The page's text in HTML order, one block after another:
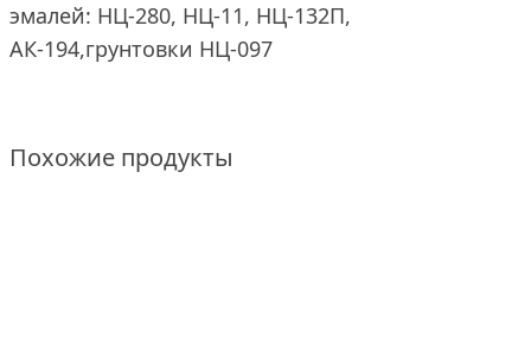
эмалей: НЦ-280, НЦ-11, НЦ-132П,
АК-194,грунтовки НЦ-097
Похожие продукты